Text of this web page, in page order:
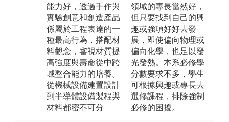
能力好，透過手作與
實驗創意和創造產品
係屬於工程表達的一
種最高行為，搭配材
料觀念，審視材質提
高強度與壽命從中跨
域整合能力的培養。
從機械設備建置設計
到半導體設備製程與
材料都密不可分
領域的專長當然好，
但只要找到自己的興
趣或強項好好去發
展，即使偏向物理或
偏向化學，也足以發
光發熱。本系必修學
分數要求不多，學生
可根據興趣或專長去
選修課程，排除強制
必修的困擾。